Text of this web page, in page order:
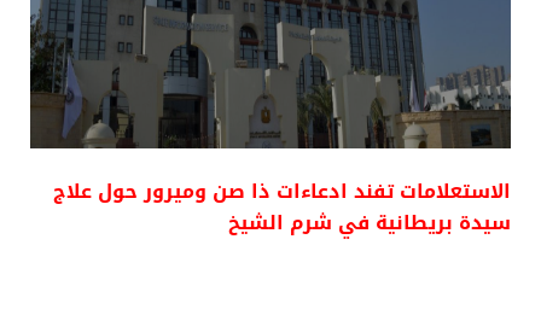
الاستعلامات تفند ادعاءات ذا صن وميرور حول علاج
سيدة بريطانية في شرم الشيخ